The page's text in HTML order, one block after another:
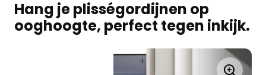
Hang je plisségordijnen op
ooghoogte, perfect tegen inkijk.